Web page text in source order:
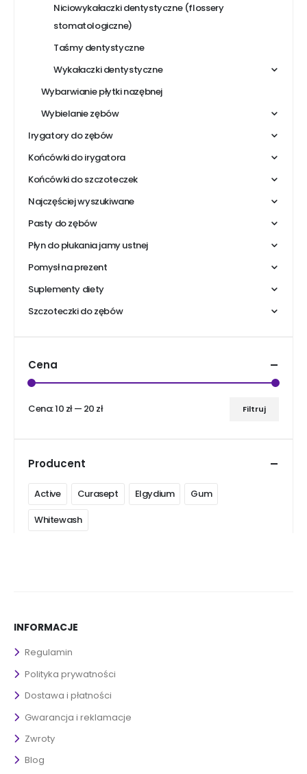
Niciowykałaczki dentystyczne (flossery
stomatologiczne)
Taśmy dentystyczne
Wykałaczki dentystyczne
Wybarwianie płytki nazębnej
Wybielanie zębów
Irygatory do zębów
Końcówki do irygatora
Końcówki do szczoteczek
Najczęściej wyszukiwane
Pasty do zębów
Płyn do płukania jamy ustnej
Pomysł na prezent
Suplementy diety
Szczoteczki do zębów
Cena
Filtruj
Cena:10 zł— 20 zł
Producent
Active Curasept Elgydium
Gum
Whitewash
INFORMACJE
Regulamin
Polityka prywatności
Dostawa i płatności
Gwarancja i reklamacje
Zwroty
Blog